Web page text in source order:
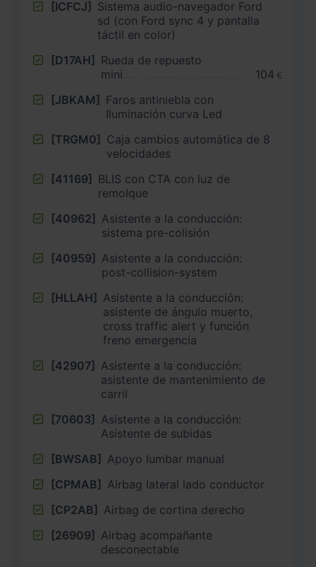
[ICFCJ] Sistema audio-navegador Ford
sd (con Ford sync 4 y pantalla
táctil en color)
[D17AH] Rueda de repuesto
mini
104 €
[JBKAM] Faros antiniebla con
Iluminación curva Led
[TRGM0] Caja cambios automática de 8
velocidades
[41169] BLIS con CTA con luz de
remolque
[40962] Asistente a la conducción:
sistema pre-colisión
[40959] Asistente a la conducción:
post-collision-system
[HLLAH] Asistente a la conducción:
asistente de ángulo muerto,
cross traffic alert y función
freno emergencia
[42907] Asistente a la conducción:
asistente de mantenimiento de
carril
[70603] Asistente a la conducción:
Asistente de subidas
[BWSAB] Apoyo lumbar manual
[CPMAB] Airbag lateral lado conductor
[CP2AB] Airbag de cortina derecho
[26909] Airbag acompañante
desconectable